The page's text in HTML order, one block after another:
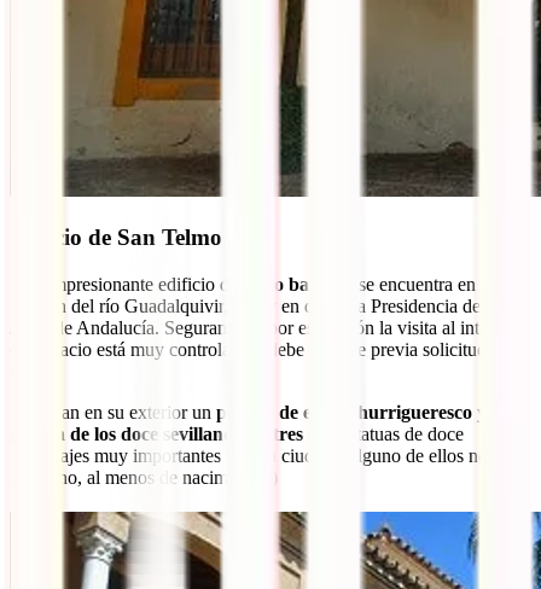
Palacio de San Telmo
Este impresionante edificio de estilo barroco
se encuentra en un
margen del río Guadalquivir, y hoy en día es la Presidencia de la
Junta de Andalucía. Seguramente por esta razón la visita al interior
del palacio está muy controlada y debe hacerse previa solicitud
Destacan en su exterior un pórtico de estilo churrigueresco y la
galería de los doce sevillanos ilustres con estatuas de doce
personajes muy importantes para la ciudad (¡alguno de ellos no era
sevillano, al menos de nacimiento!)